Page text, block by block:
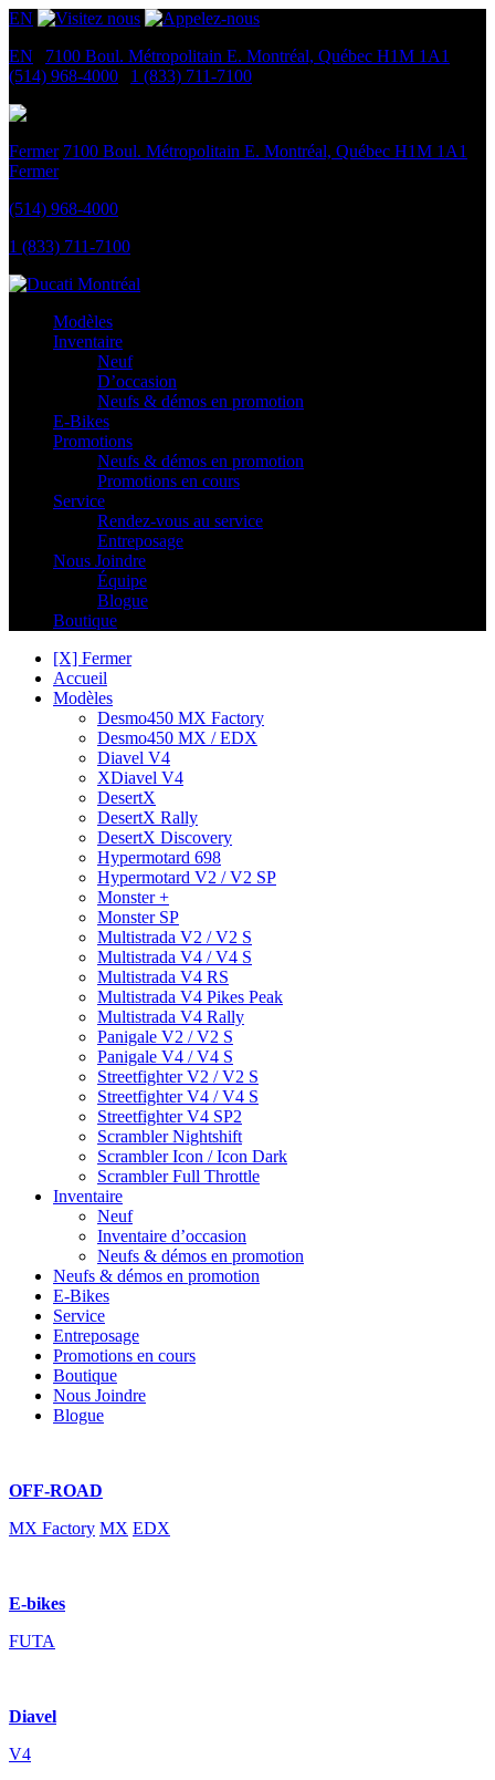
EN
EN
7100 Boul. Métropolitain E. Montréal, Québec H1M 1A1
(514) 968-4000
1 (833) 711-7100
Fermer 7100 Boul. Métropolitain E. Montréal, Québec H1M 1A1
Fermer
(514) 968-4000
1 (833) 711-7100
Modèles
Inventaire
Neuf
D’occasion
Neufs & démos en promotion
E-Bikes
Promotions
Neufs & démos en promotion
Promotions en cours
Service
Rendez-vous au service
Entreposage
Nous Joindre
Équipe
Blogue
Boutique
[X] Fermer
Accueil
Modèles
Desmo450 MX Factory
Desmo450 MX / EDX
Diavel V4
XDiavel V4
DesertX
DesertX Rally
DesertX Discovery
Hypermotard 698
Hypermotard V2 / V2 SP
Monster +
Monster SP
Multistrada V2 / V2 S
Multistrada V4 / V4 S
Multistrada V4 RS
Multistrada V4 Pikes Peak
Multistrada V4 Rally
Panigale V2 / V2 S
Panigale V4 / V4 S
Streetfighter V2 / V2 S
Streetfighter V4 / V4 S
Streetfighter V4 SP2
Scrambler Nightshift
Scrambler Icon / Icon Dark
Scrambler Full Throttle
Inventaire
Neuf
Inventaire d’occasion
Neufs & démos en promotion
Neufs & démos en promotion
E-Bikes
Service
Entreposage
Promotions en cours
Boutique
Nous Joindre
Blogue
OFF-ROAD
MX Factory MX EDX
E-bikes
FUTA
Diavel
V4